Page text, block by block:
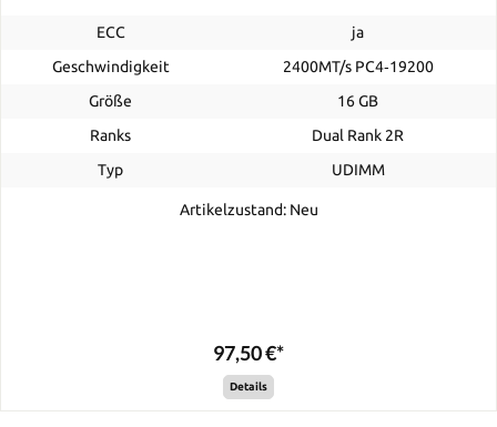
ECC
ja
Geschwindigkeit
2400MT/s PC4‑19200
Größe
16 GB
Ranks
Dual Rank 2R
Typ
UDIMM
Artikelzustand: Neu
97,50 €*
Details